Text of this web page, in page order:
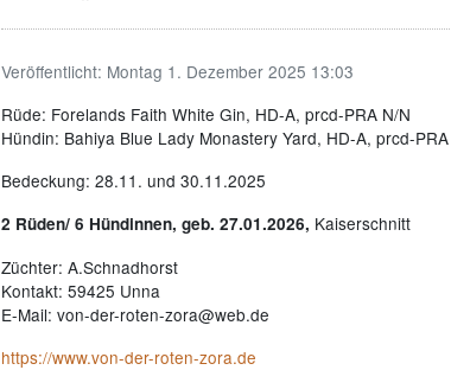
Veröffentlicht: Montag 1. Dezember 2025 13:03
Rüde: Forelands Faith White Gin, HD-A, prcd-PRA N/N
Hündin: Bahiya Blue Lady Monastery Yard, HD-A, prcd-
Bedeckung: 28.11. und 30.11.2025
2 Rüden/ 6 Hündinnen, geb. 27.01.2026, Kaiserschnitt
Züchter: A.Schnadhorst
Kontakt: 59425 Unna
E-Mail: von-der-roten-zora@web.de
https://www.von-der-roten-zora.de